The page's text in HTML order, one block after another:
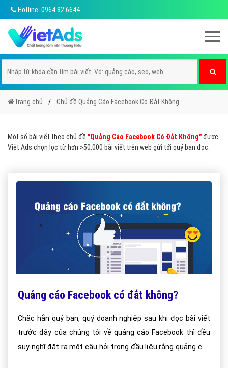
Hotline: 0964 82 6644
Trang chủ Chủ đề Quảng Cáo Facebook Có Đắt Không
Một số bài viết theo chủ đề "Quảng Cáo Facebook Có Đắt Không"được
Việt Ads chọn lọc từ hơn >50.000 bài viết trên web gửi tới quý bạn đọc.
Quảng cáo Facebook có đắt không?
Chắc hẳn quý bạn, quý doanh nghiệp sau khi đọc bài viết
trước đây của chúng tôi về quảng cáo Facebook thì đều
suy nghĩ đặt ra một câu hỏi trong đầu liệu rằng quảng cáo